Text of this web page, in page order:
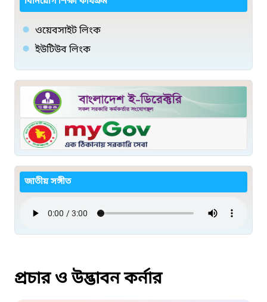
ওয়েবসাইট লিংক
ইউটিউব লিংক
জাতীয় সঙ্গীত
প্রচার ও উদ্ভাবন কর্নার